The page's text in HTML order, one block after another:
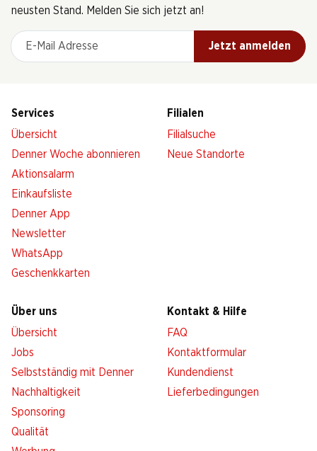
neusten Stand. Melden Sie sich jetzt an!
E-Mail Adresse
Jetzt anmelden
Services
Übersicht
Denner Woche abonnieren
Aktionsalarm
Einkaufsliste
Denner App
Newsletter
WhatsApp
Geschenkkarten
Filialen
Filialsuche
Neue Standorte
Über uns
Übersicht
Jobs
Selbstständig mit Denner
Nachhaltigkeit
Sponsoring
Qualität
Kontakt & Hilfe
FAQ
Kontaktformular
Kundendienst
Lieferbedingungen